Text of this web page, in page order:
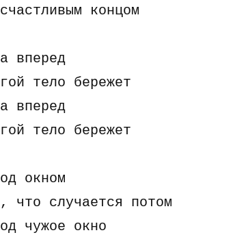
концом
впеpед
тело беpежет
впеpед
тело беpежет
окном
что слyчается потом
чyжое окно